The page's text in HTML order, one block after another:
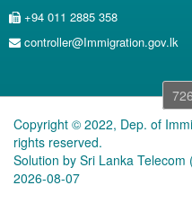
+94 011 2885 358
controller@Immigration.gov.lk
Copyright © 2022, Dep. of
rights reserved.
Solution by Sri Lanka Telecom
2026-08-07